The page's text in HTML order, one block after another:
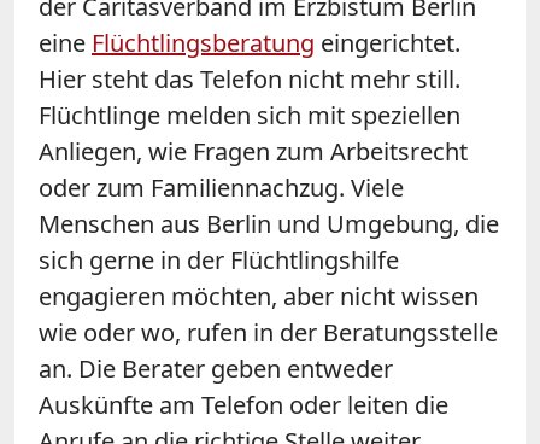
eine Flüchtlingsberatung eingerichtet.
Hier steht das Telefon nicht mehr still.
Flüchtlinge melden sich mit speziellen
Anliegen, wie Fragen zum Arbeitsrecht
oder zum Familiennachzug. Viele
Menschen aus Berlin und Umgebung, die
sich gerne in der Flüchtlingshilfe
engagieren möchten, aber nicht wissen
wie oder wo, rufen in der Beratungsstelle
an. Die Berater geben entweder
Auskünfte am Telefon oder leiten die